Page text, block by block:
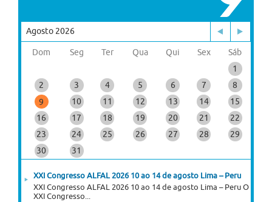
Agosto 2026
Dom Seg Ter Qua Qui Sex
Sáb
1
2
3 4 5 6 7
8
9
10 11 12 13 14
15
16
17 18 19 20 21
22
23
24 25 26 27 28
29
30
31
XXI Congresso ALFAL 2026 10 ao 14 de agosto Lima – Peru
XXI Congresso ALFAL 2026 10 ao 14 de agosto Lima – Peru O
XXI Congresso...